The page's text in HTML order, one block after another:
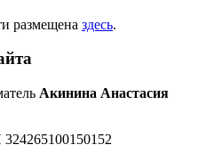
размещена здесь.
Акинина Анастасия